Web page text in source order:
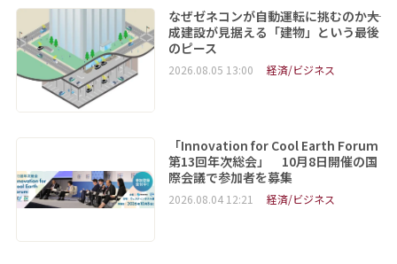
なぜゼネコンが自動運転に挑むのか――大
成建設が見据える「建物」という最後
のピース
2026.08.05 13:00 経済/ビジネス
「Innovation for Cool Earth Forum
第13回年次総会」 10月8日開催の国
際会議で参加者を募集
2026.08.04 12:21 経済/ビジネス